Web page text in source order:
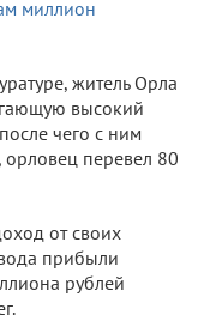
житель Орла
высокий
чего с ним
перевел 80
от своих
прибыли
рублей